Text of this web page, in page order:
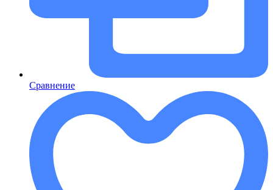
Сравнение